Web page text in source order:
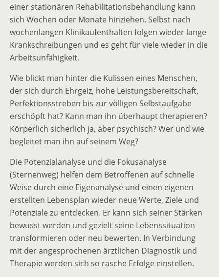
einer stationären Rehabilitationsbehandlung kann
sich Wochen oder Monate hinziehen. Selbst nach
wochenlangen Klinikaufenthalten folgen wieder lange
Krankschreibungen und es geht für viele wieder in die
Arbeitsunfähigkeit.
Wie blickt man hinter die Kulissen eines Menschen,
der sich durch Ehrgeiz, hohe Leistungsbereitschaft,
Perfektionsstreben bis zur völligen Selbstaufgabe
erschöpft hat? Kann man ihn überhaupt therapieren?
Körperlich sicherlich ja, aber psychisch? Wer und wie
begleitet man ihn auf seinem Weg?
Die Potenzialanalyse und die Fokusanalyse
(Sternenweg) helfen dem Betroffenen auf schnelle
Weise durch eine Eigenanalyse und einen eigenen
erstellten Lebensplan wieder neue Werte, Ziele und
Potenziale zu entdecken. Er kann sich seiner Stärken
bewusst werden und gezielt seine Lebenssituation
transformieren oder neu bewerten. In Verbindung
mit der angesprochenen ärztlichen Diagnostik und
Therapie werden sich so rasche Erfolge einstellen.